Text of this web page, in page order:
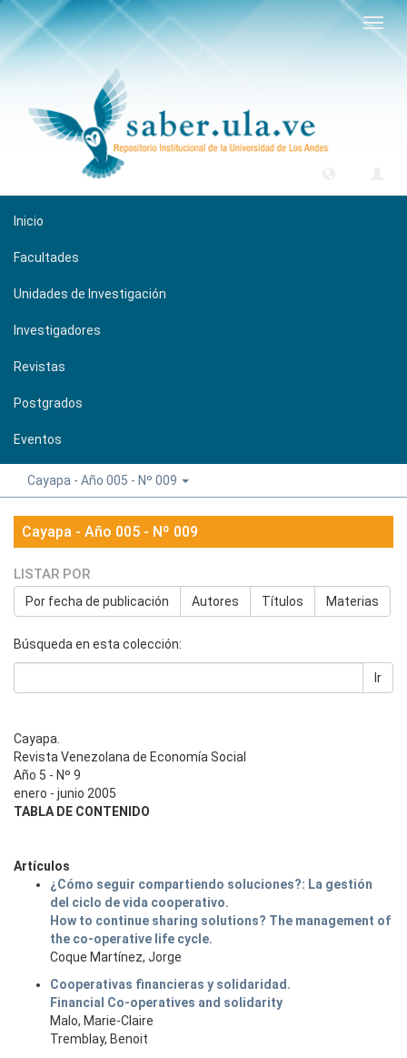
Inicio
Facultades
Unidades de Investigación
Investigadores
Revistas
Postgrados
Eventos
Cayapa - Año 005 - Nº 009
Cayapa - Año 005 - Nº 009
LISTAR POR
Por fecha de publicación Autores Títulos Materias
Búsqueda en esta colección:
Ir
Cayapa.
Revista Venezolana de Economía Social
Año 5 - Nº 9
enero - junio 2005
TABLA DE CONTENIDO
Artículos
¿Cómo seguir compartiendo soluciones?: La gestión
del ciclo de vida cooperativo.
How to continue sharing solutions? The management of
the co-operative life cycle.
Coque Martínez, Jorge
Cooperativas financieras y solidaridad.
Financial Co-operatives and solidarity
Malo, Marie-Claire
Tremblay, Benoit